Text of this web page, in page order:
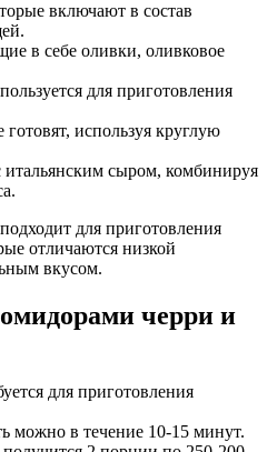
включают в состав
в себе оливки, оливковое
для приготовления
используя круглую
итальянским сыром, комбинируя
для приготовления
отличаются низкой
вкусом.
черри и
для приготовления
можно в течение 10-15 минут.